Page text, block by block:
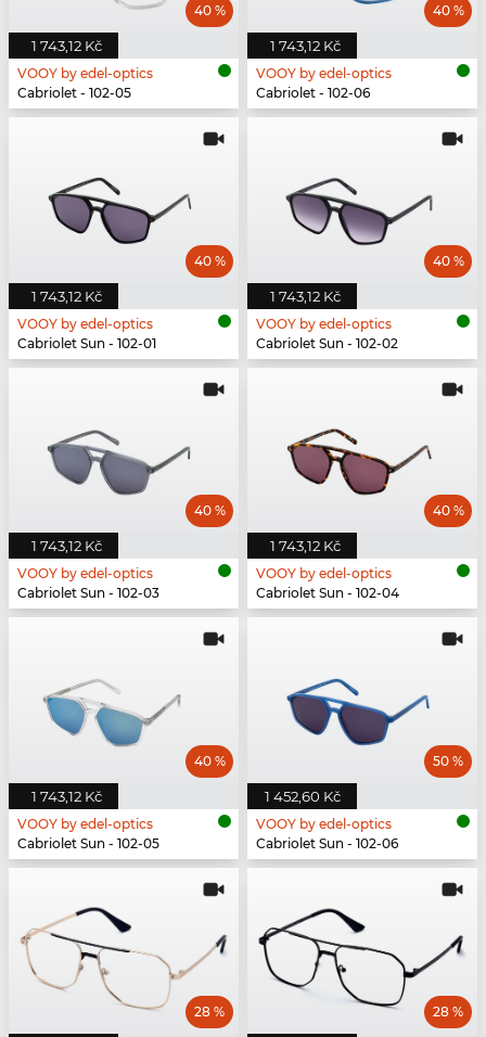
1 743,12 Kč
40 %
VOOY by edel-optics
Cabriolet - 102-05
1 743,12 Kč
40 %
VOOY by edel-optics
Cabriolet - 102-06
1 743,12 Kč
40 %
VOOY by edel-optics
Cabriolet Sun - 102-01
1 743,12 Kč
40 %
VOOY by edel-optics
Cabriolet Sun - 102-02
1 743,12 Kč
40 %
VOOY by edel-optics
Cabriolet Sun - 102-03
1 743,12 Kč
40 %
VOOY by edel-optics
Cabriolet Sun - 102-04
1 743,12 Kč
40 %
VOOY by edel-optics
Cabriolet Sun - 102-05
1 452,60 Kč
50 %
VOOY by edel-optics
Cabriolet Sun - 102-06
28 % 28 %